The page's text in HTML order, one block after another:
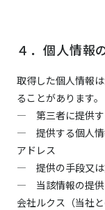
４．個人情報
取得した個人情報
ることがあります。
― 第三者に提供す
― 提供する個人情
アドレス
― 提供の手段又は
― 当該情報の提供
会社ルクス （当社